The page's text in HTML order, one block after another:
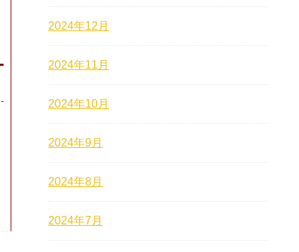
2024年12月
2024年11月
2024年10月
2024年9月
2024年8月
2024年7月